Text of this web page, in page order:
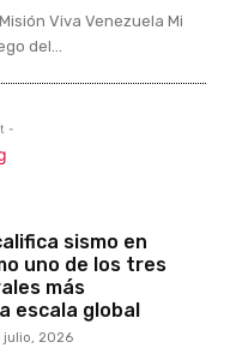
Viva Venezuela Mi
del...
-
sismo en
uno de los tres
más
escala global
julio, 2026